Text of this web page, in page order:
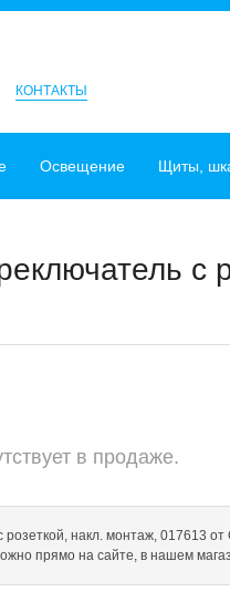
КОНТАКТЫ
Освещение Щиты,
с
в продаже.
накл. монтаж, 017613
прямо на сайте, в нашем